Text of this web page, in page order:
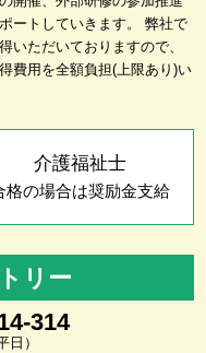
ートしていきます。 弊社で
いただいておりますので、
費用を全額負担(上限あり)い
介護福祉士
格の場合は奨励金支給
リー
314
日）